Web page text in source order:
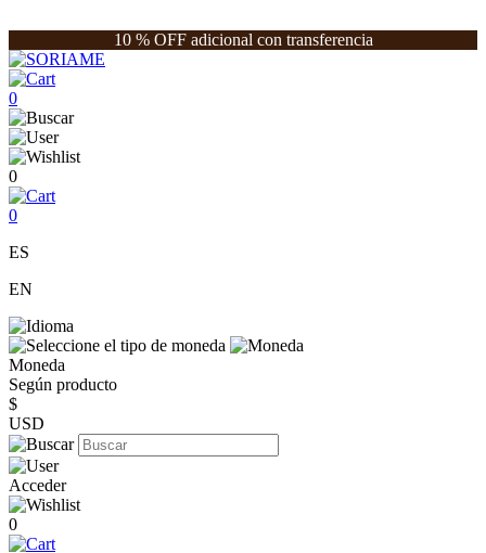
10 % OFF adicional con transferencia
0
0
0
ES
EN
Moneda
Según producto
$
USD
Acceder
0